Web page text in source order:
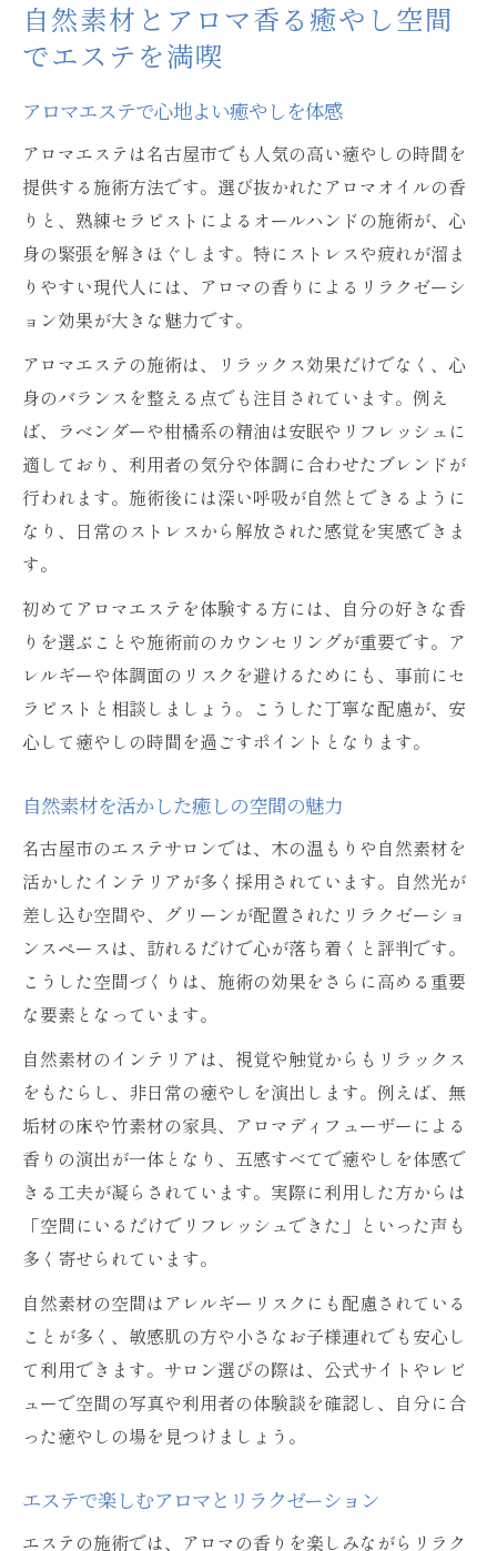
自然素材とアロマ香る癒やし空間
でエステを満喫
アロマエステで心地よい癒やしを体感
アロマエステは名古屋市でも人気の高い癒やしの時間を
提供する施術方法です。選び抜かれたアロマオイルの香
りと、熟練セラピストによるオールハンドの施術が、心
身の緊張を解きほぐします。特にストレスや疲れが溜ま
りやすい現代人には、アロマの香りによるリラクゼーシ
ョン効果が大きな魅力です。
アロマエステの施術は、リラックス効果だけでなく、心
身のバランスを整える点でも注目されています。例え
ば、ラベンダーや柑橘系の精油は安眠やリフレッシュに
適しており、利用者の気分や体調に合わせたブレンドが
行われます。施術後には深い呼吸が自然とできるように
なり、日常のストレスから解放された感覚を実感できま
す。
初めてアロマエステを体験する方には、自分の好きな香
りを選ぶことや施術前のカウンセリングが重要です。ア
レルギーや体調面のリスクを避けるためにも、事前にセ
ラピストと相談しましょう。こうした丁寧な配慮が、安
心して癒やしの時間を過ごすポイントとなります。
自然素材を活かした癒しの空間の魅力
名古屋市のエステサロンでは、木の温もりや自然素材を
活かしたインテリアが多く採用されています。自然光が
差し込む空間や、グリーンが配置されたリラクゼーショ
ンスペースは、訪れるだけで心が落ち着くと評判です。
こうした空間づくりは、施術の効果をさらに高める重要
な要素となっています。
自然素材のインテリアは、視覚や触覚からもリラックス
をもたらし、非日常の癒やしを演出します。例えば、無
垢材の床や竹素材の家具、アロマディフューザーによる
香りの演出が一体となり、五感すべてで癒やしを体感で
きる工夫が凝らされています。実際に利用した方からは
「空間にいるだけでリフレッシュできた」といった声も
多く寄せられています。
自然素材の空間はアレルギーリスクにも配慮されている
ことが多く、敏感肌の方や小さなお子様連れでも安心し
て利用できます。サロン選びの際は、公式サイトやレビ
ューで空間の写真や利用者の体験談を確認し、自分に合
った癒やしの場を見つけましょう。
エステで楽しむアロマとリラクゼーション
エステの施術では、アロマの香りを楽しみながらリラク